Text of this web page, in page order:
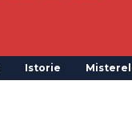
Istorie